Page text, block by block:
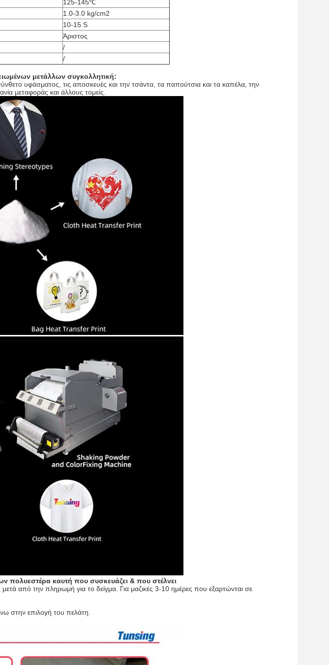
125-145℃
1.0-3.0 kg/cm2
10-15 S
Άριστος
/
/
μετάλλων συγκολλητική:
υφάσματος, τις αποσκευές και την τσάντα, τα παπούτσια και τα καπέλα, την
μεταφοράς και άλλους τομείς.
πολυεστέρα καυτή που συσκευάζει & που στέλνει
από την πληρωμή για το δείγμα. Για μαζικές 3-10 ημέρες που εξαρτώνται σε
στην επιλογή του πελάτη.